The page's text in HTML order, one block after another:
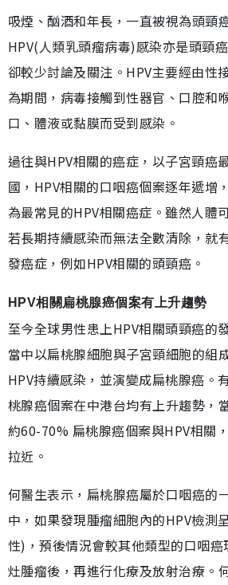
吸煙、酗酒和年長，一直被視為頭頸
HPV(人類乳頭瘤病毒)感染亦是頭頸
卻較少討論及關注。HPV主要經由性
為期間，病毒接觸到性器官、口腔和
口、體液或黏膜而受到感染。
過往與HPV相關的癌症，以子宮頸癌
國，HPV相關的口咽癌個案逐年遞增
為最常見的HPV相關癌症。雖然人體
若長期持續感染而無法全數清除，就
發癌症，例如HPV相關的頭頸癌。
HPV相關扁桃腺癌個案有上升趨勢
至今全球男性患上HPV相關頭頸癌的
當中以扁桃腺細胞與子宮頸細胞的組
HPV持續感染，並演變成扁桃腺癌。
桃腺癌個案在中港台均有上升趨勢，
約60-70% 扁桃腺癌個案與HPV相關
拉近。
何醫生表示，扁桃腺癌屬於口咽癌的
中，如果發現腫瘤細胞內的HPV檢測
性)，預後情況會較其他類型的口咽
灶腫瘤後，再進行化療及放射治療。